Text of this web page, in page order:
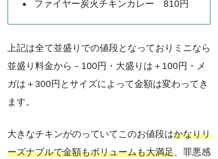
ファイヤー炭火チキンカレー 810円
上記は全て並盛りでの値段となっておりミニなら
並盛り料金から－100円・大盛りは＋100円・メ
ガは＋300円とサイズによって金額は変わってき
ます。
大きなチキンがのっていてこのお値段はかなりリ
ーズナブルで金額もボリュームも大満足、罪悪感